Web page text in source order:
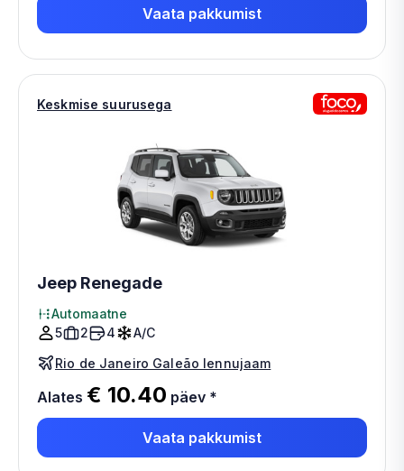
Vaata pakkumist
Keskmise suurusega
Jeep Renegade
Automaatne
5
2 4
A/C
Rio de Janeiro Galeão lennujaam
Alates € 10.40 päev *
Vaata pakkumist